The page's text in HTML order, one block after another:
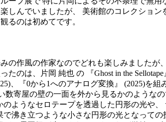
楽しんでいましたが、 美術館のコレクション
るのは初めてです。
の作風の作家なのでどれも楽しみましたが
たのは、片岡 純也 の 『Ghost in the Sellotape
、『0から1へのアナログ変換』 (2025)を組
数寄屋の壁の一面を外から見るかのような
ようなセロテープを透過した円形の光や、
沸き立つような小さな円形の光となっての